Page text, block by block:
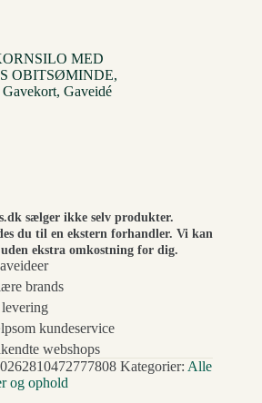
MED
OBITSØMINDE,
Gaveidé
sælger ikke selv produkter.
du til en ekstern forhandler. Vi kan
ekstra omkostning for dig.
brands
kundeservice
webshops
Kategorier: Alle
og ophold